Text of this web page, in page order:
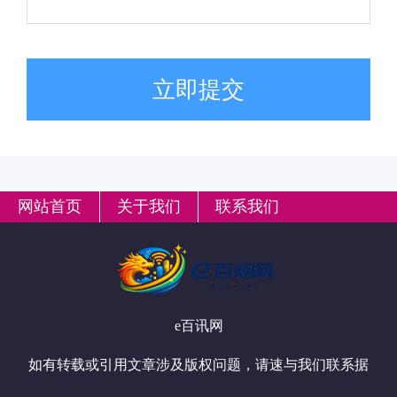
立即提交
网站首页 关于我们 联系我们
e百讯网
如有转载或引用文章涉及版权问题，请速与我们联系据